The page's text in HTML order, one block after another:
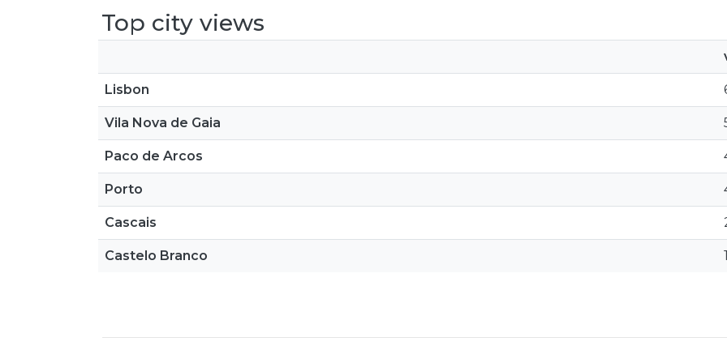
Top city views
Lisbon
Vila Nova de Gaia
Paco de Arcos
Porto
Cascais
Castelo Branco 1